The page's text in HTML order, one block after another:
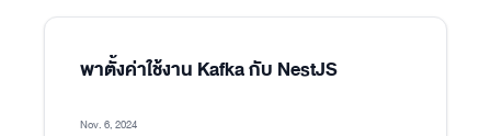
พาตั้งค่าใช้งาน Kafka กับ NestJS
Nov. 6, 2024